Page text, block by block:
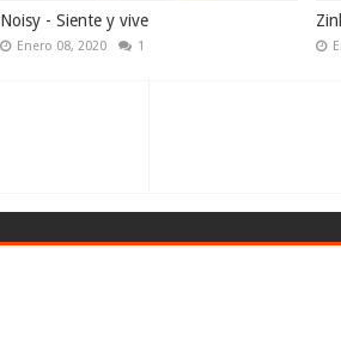
Noisy - Siente y vive
Enero 08, 2020 1